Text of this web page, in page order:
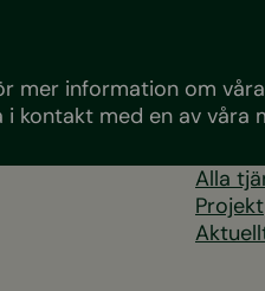
mer information om
i kontakt med en av våra
Alla
Projekt